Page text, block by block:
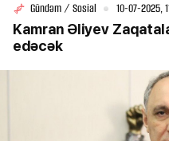
Gündəm / Sosial 10-07-2025,
Kamran Əliyev
edəcək